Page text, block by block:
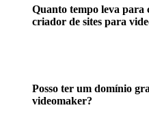
Quanto tempo leva para
criador de sites para
Posso ter um domínio
videomaker?